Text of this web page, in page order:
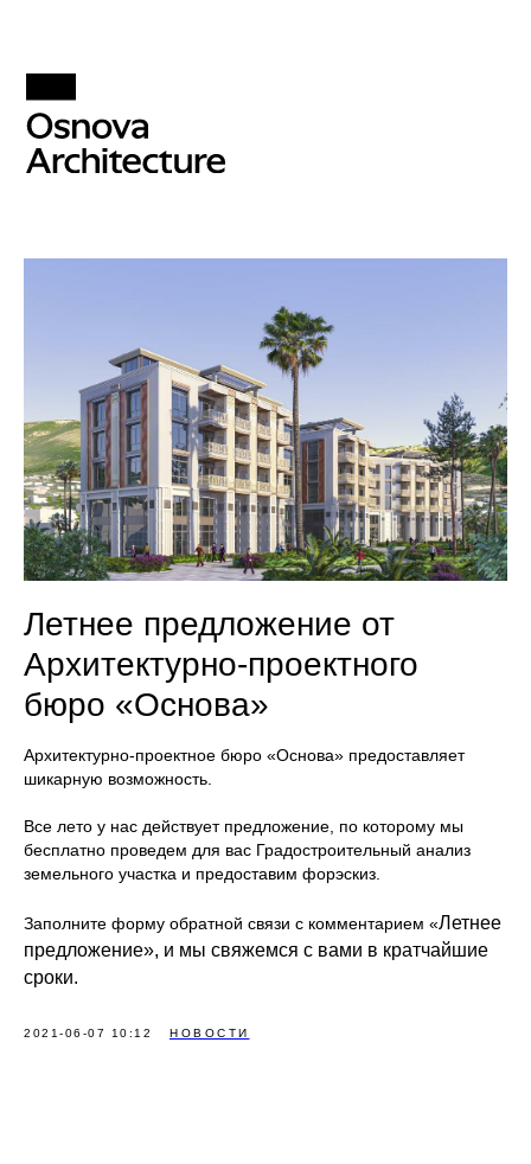
Летнее предложение от
Архитектурно-проектного
бюро «Основа»
Архитектурно-проектное бюро «Основа» предоставляет
шикарную возможность.
Все лето у нас действует предложение, по которому мы
бесплатно проведем для вас Градостроительный анализ
земельного участка и предоставим форэскиз.
Заполните форму обратной связи с комментарием «Летнее
предложение», и мы свяжемся с вами в кратчайшие
сроки.
2021-06-07 10:12 НОВОСТИ